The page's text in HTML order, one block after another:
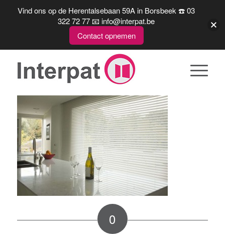
0
Vind ons op de Herentalsebaan 59A in Borsbeek ☎️ 03
322 72 77 📧 info@interpat.be
Contact opnemen